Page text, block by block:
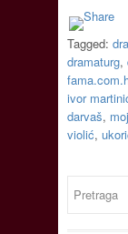
Tagged:
dramaturg,
ivor
darvaš,
violić,